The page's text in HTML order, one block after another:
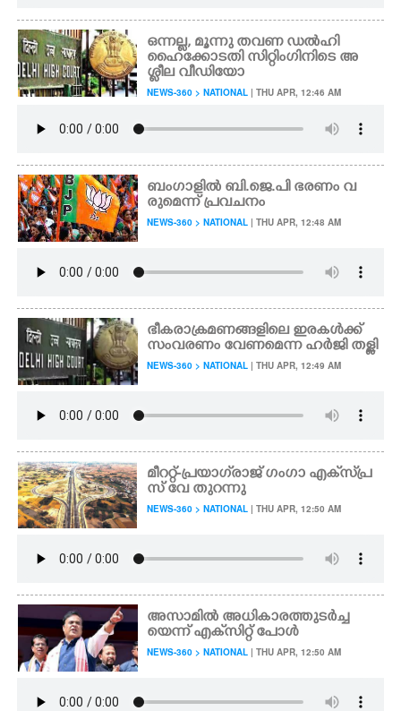
ഒന്നല്ല,​ മൂന്നു തവണ ഡൽഹി
ഹൈക്കോടതി സിറ്റിംഗിനിടെ അ
ശ്ലീല വീഡിയോ
NEWS-360 > NATIONAL | THU APR, 12:46 AM
ബംഗാളിൽ ബി.ജെ.പി ഭരണം വ
രുമെന്ന് പ്രവചനം
NEWS-360 > NATIONAL | THU APR, 12:48 AM
ഭീകരാക്രമണങ്ങളിലെ ഇരകൾക്ക്
സംവരണം വേണമെന്ന ഹർജി തള്ളി
NEWS-360 > NATIONAL | THU APR, 12:49 AM
മീററ്റ്-പ്രയാഗ്‌രാജ് ഗംഗാ എക്‌സ്‌പ്ര
സ് വേ തുറന്നു
NEWS-360 > NATIONAL | THU APR, 12:50 AM
അസാമിൽ അധികാരത്തുടർച്ച
യെന്ന് എക്‌സിറ്റ് പോൾ
NEWS-360 > NATIONAL | THU APR, 12:50 AM